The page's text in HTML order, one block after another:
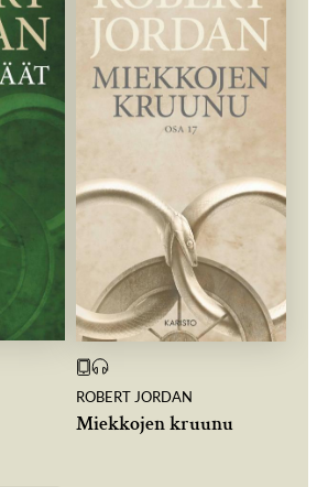
ROBERT JORDAN
Miekkojen kruunu